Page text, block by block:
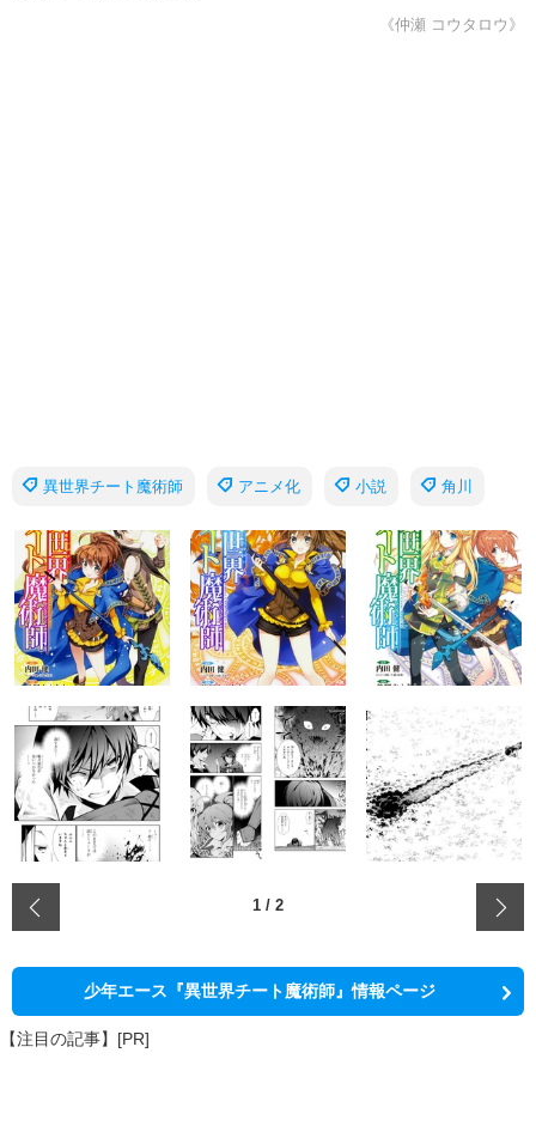
《仲瀬 コウタロウ》
異世界チート魔術師 アニメ化 小説 角川
1 / 2
少年エース『異世界チート魔術師』情報ページ
【注目の記事】[PR]